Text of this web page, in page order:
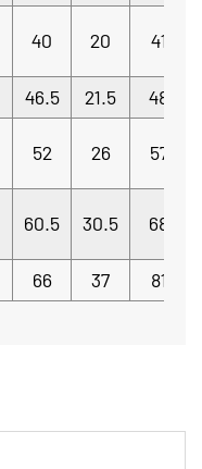
40 20 41
46.5 21.5 48
52 26 57
60.5 30.5 68
66 37 81